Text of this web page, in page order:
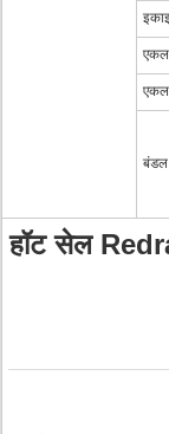
बंडल
हॉट सेल